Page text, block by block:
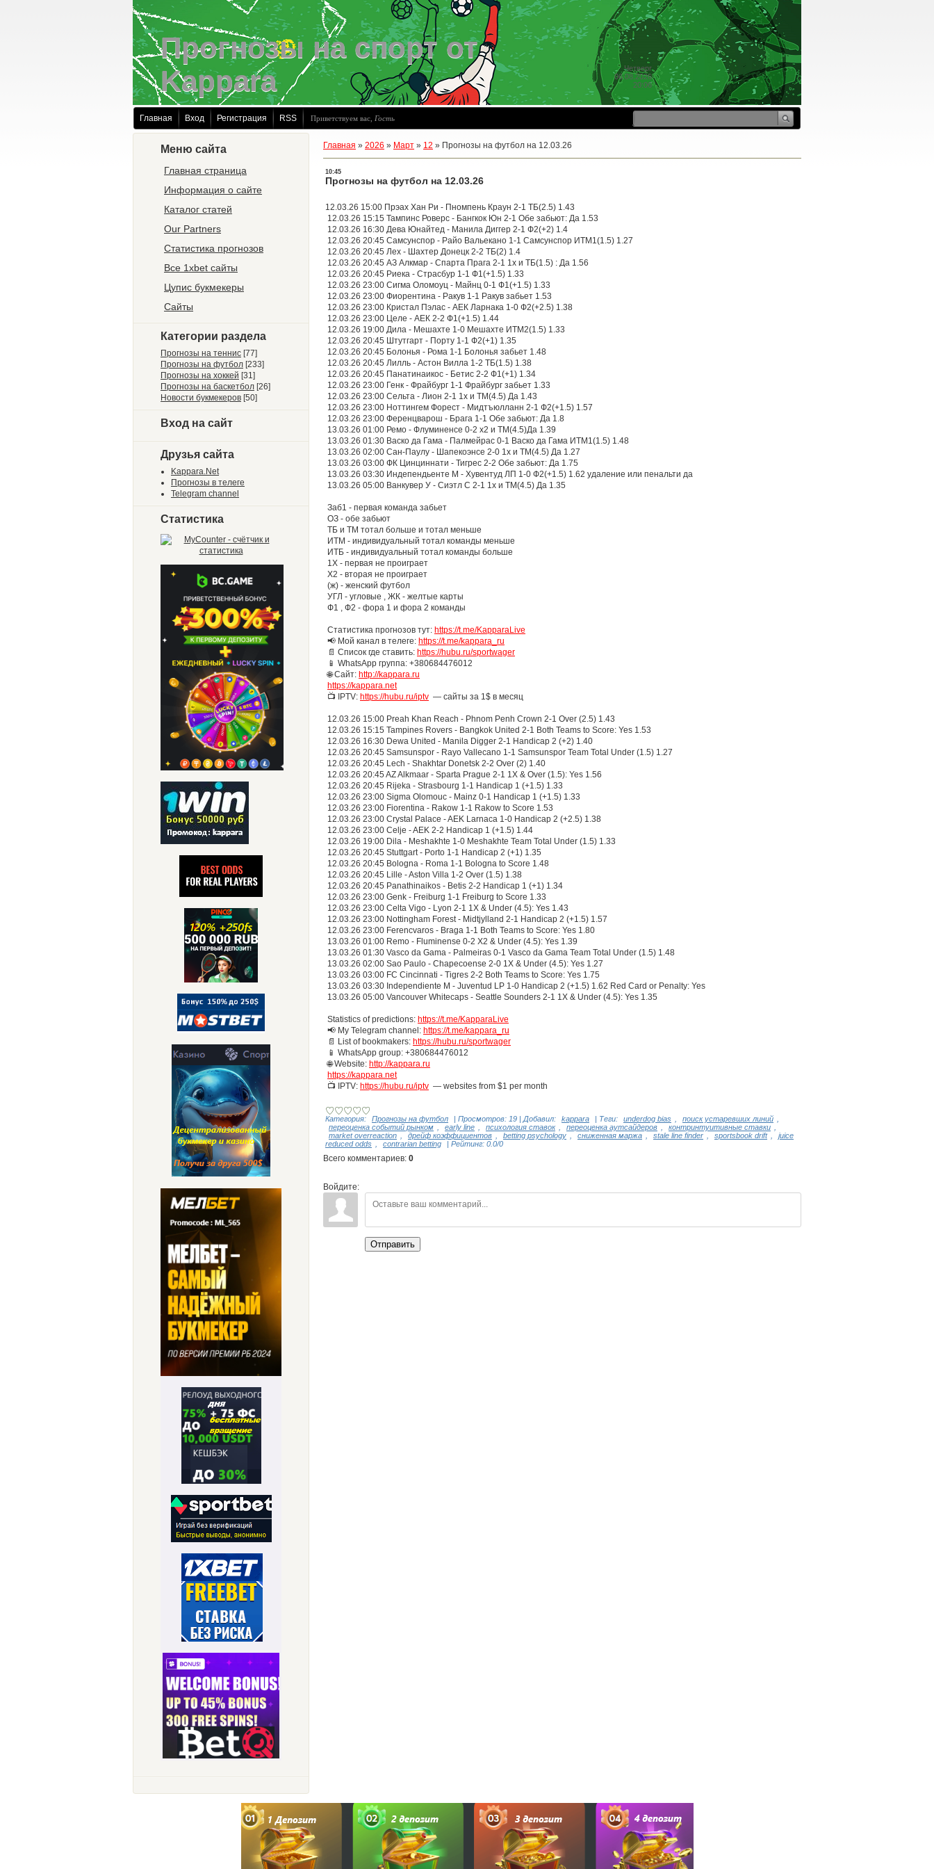
Четверг
06.08.2026
20:06
Прогнозы на спорт от
Kappara
Главная Вход Регистрация RSS Приветствуем вас Гость
Меню сайта
Главная страница
Информация о сайте
Каталог статей
Our Partners
Статистика прогнозов
Все 1xbet сайты
Цупис букмекеры
Сайты
Категории раздела
Прогнозы на теннис [77]
Прогнозы на футбол [233]
Прогнозы на хоккей [31]
Прогнозы на баскетбол [26]
Новости букмекеров [50]
Вход на сайт
Друзья сайта
Kappara.Net
Прогнозы в телеге
Telegram channel
Статистика
Главная » 2026 » Март » 12 » Прогнозы на футбол на 12.03.26
10:45
Прогнозы на футбол на 12.03.26
12.03.26 15:00 Прэах Хан Ри - Пномпень Краун 2-1 ТБ(2.5) 1.43
12.03.26 15:15 Тампинс Роверс - Бангкок Юн 2-1 Обе забьют: Да 1.53
12.03.26 16:30 Дева Юнайтед - Манила Диггер 2-1 Ф2(+2) 1.4
12.03.26 20:45 Самсунспор - Райо Вальекано 1-1 Самсунспор ИТМ1(1.5) 1.27
12.03.26 20:45 Лех - Шахтер Донецк 2-2 ТБ(2) 1.4
12.03.26 20:45 АЗ Алкмар - Спарта Прага 2-1 1х и ТБ(1.5) : Да 1.56
12.03.26 20:45 Риека - Страсбур 1-1 Ф1(+1.5) 1.33
12.03.26 23:00 Сигма Оломоуц - Майнц 0-1 Ф1(+1.5) 1.33
12.03.26 23:00 Фиорентина - Ракув 1-1 Ракув забьет 1.53
12.03.26 23:00 Кристал Пэлас - АЕК Ларнака 1-0 Ф2(+2.5) 1.38
12.03.26 23:00 Целе - АЕК 2-2 Ф1(+1.5) 1.44
12.03.26 19:00 Дила - Мешахте 1-0 Мешахте ИТМ2(1.5) 1.33
12.03.26 20:45 Штутгарт - Порту 1-1 Ф2(+1) 1.35
12.03.26 20:45 Болонья - Рома 1-1 Болонья забьет 1.48
12.03.26 20:45 Лилль - Астон Вилла 1-2 ТБ(1.5) 1.38
12.03.26 20:45 Панатинаикос - Бетис 2-2 Ф1(+1) 1.34
12.03.26 23:00 Генк - Фрайбург 1-1 Фрайбург забьет 1.33
12.03.26 23:00 Сельта - Лион 2-1 1х и ТМ(4.5) Да 1.43
12.03.26 23:00 Ноттингем Форест - Мидтъюлланн 2-1 Ф2(+1.5) 1.57
12.03.26 23:00 Ференцварош - Брага 1-1 Обе забьют: Да 1.8
13.03.26 01:00 Ремо - Флуминенсе 0-2 х2 и ТМ(4.5)Да 1.39
13.03.26 01:30 Васко да Гама - Палмейрас 0-1 Васко да Гама ИТМ1(1.5) 1.48
13.03.26 02:00 Сан-Паулу - Шапекоэнсе 2-0 1х и ТМ(4.5) Да 1.27
13.03.26 03:00 ФК Цинциннати - Тигрес 2-2 Обе забьют: Да 1.75
13.03.26 03:30 Индепендьенте М - Хувентуд ЛП 1-0 Ф2(+1.5) 1.62 удаление или пенальти да
13.03.26 05:00 Ванкувер У - Сиэтл С 2-1 1х и ТМ(4.5) Да 1.35
Заб1 - первая команда забьет
ОЗ - обе забьют
ТБ и ТМ тотал больше и тотал меньше
ИТМ - индивидуальный тотал команды меньше
ИТБ - индивидуальный тотал команды больше
1Х - первая не проиграет
Х2 - вторая не проиграет
(ж) - женский футбол
УГЛ - угловые , ЖК - желтые карты
Ф1 , Ф2 - фора 1 и фора 2 команды
Статистика прогнозов тут: https://t.me/KapparaLive
📢 Мой канал в телеге: https://t.me/kappara_ru
📄 Список где ставить: https://hubu.ru/sportwager
📱 WhatsApp группа: +380684476012
🌐 Сайт: http://kappara.ru
https://kappara.net
📺 IPTV: https://hubu.ru/iptv — сайты за 1$ в месяц
12.03.26 15:00 Preah Khan Reach - Phnom Penh Crown 2-1 Over (2.5) 1.43
12.03.26 15:15 Tampines Rovers - Bangkok United 2-1 Both Teams to Score: Yes 1.53
12.03.26 16:30 Dewa United - Manila Digger 2-1 Handicap 2 (+2) 1.40
12.03.26 20:45 Samsunspor - Rayo Vallecano 1-1 Samsunspor Team Total Under (1.5) 1.27
12.03.26 20:45 Lech - Shakhtar Donetsk 2-2 Over (2) 1.40
12.03.26 20:45 AZ Alkmaar - Sparta Prague 2-1 1X & Over (1.5): Yes 1.56
12.03.26 20:45 Rijeka - Strasbourg 1-1 Handicap 1 (+1.5) 1.33
12.03.26 23:00 Sigma Olomouc - Mainz 0-1 Handicap 1 (+1.5) 1.33
12.03.26 23:00 Fiorentina - Rakow 1-1 Rakow to Score 1.53
12.03.26 23:00 Crystal Palace - AEK Larnaca 1-0 Handicap 2 (+2.5) 1.38
12.03.26 23:00 Celje - AEK 2-2 Handicap 1 (+1.5) 1.44
12.03.26 19:00 Dila - Meshakhte 1-0 Meshakhte Team Total Under (1.5) 1.33
12.03.26 20:45 Stuttgart - Porto 1-1 Handicap 2 (+1) 1.35
12.03.26 20:45 Bologna - Roma 1-1 Bologna to Score 1.48
12.03.26 20:45 Lille - Aston Villa 1-2 Over (1.5) 1.38
12.03.26 20:45 Panathinaikos - Betis 2-2 Handicap 1 (+1) 1.34
12.03.26 23:00 Genk - Freiburg 1-1 Freiburg to Score 1.33
12.03.26 23:00 Celta Vigo - Lyon 2-1 1X & Under (4.5): Yes 1.43
12.03.26 23:00 Nottingham Forest - Midtjylland 2-1 Handicap 2 (+1.5) 1.57
12.03.26 23:00 Ferencvaros - Braga 1-1 Both Teams to Score: Yes 1.80
13.03.26 01:00 Remo - Fluminense 0-2 X2 & Under (4.5): Yes 1.39
13.03.26 01:30 Vasco da Gama - Palmeiras 0-1 Vasco da Gama Team Total Under (1.5) 1.48
13.03.26 02:00 Sao Paulo - Chapecoense 2-0 1X & Under (4.5): Yes 1.27
13.03.26 03:00 FC Cincinnati - Tigres 2-2 Both Teams to Score: Yes 1.75
13.03.26 03:30 Independiente M - Juventud LP 1-0 Handicap 2 (+1.5) 1.62 Red Card or Penalty: Yes
13.03.26 05:00 Vancouver Whitecaps - Seattle Sounders 2-1 1X & Under (4.5): Yes 1.35
Statistics of predictions: https://t.me/KapparaLive
📢 My Telegram channel: https://t.me/kappara_ru
📄 List of bookmakers: https://hubu.ru/sportwager
📱 WhatsApp group: +380684476012
🌐 Website: http://kappara.ru
https://kappara.net
📺 IPTV: https://hubu.ru/iptv — websites from $1 per month
Категория: Прогнозы на футбол | Просмотров: 19 | Добавил: kappara | Теги: underdog bias поиск устаревших линий
переоценка событий рынком
early line психология ставок переоценка аутсайдеров контринтуитивные ставки
market overreaction
дрейф коэффициентов betting psychology сниженная маржа stale line finder sportsbook drift
juice
reduced odds
contrarian betting | Рейтинг: 0.0/0
Всего комментариев: 0
Войдите:
Отправить